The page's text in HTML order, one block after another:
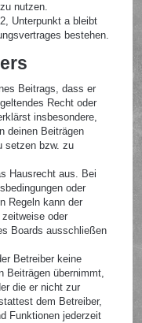
nutzen.
Unterpunkt a bleibt
bestehen.
Beitrags, dass er
Recht oder
insbesondere,
deinen Beiträgen
setzen bzw. zu
Hausrecht aus. Bei
oder
Regeln kann der
oder
Boards ausschließen
Betreiber keine
Beiträgen übernimmt,
die er nicht zur
dem Betreiber,
Funktionen jederzeit